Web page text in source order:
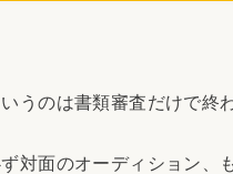
うのは書類審査だけで終
対面のオーディション、